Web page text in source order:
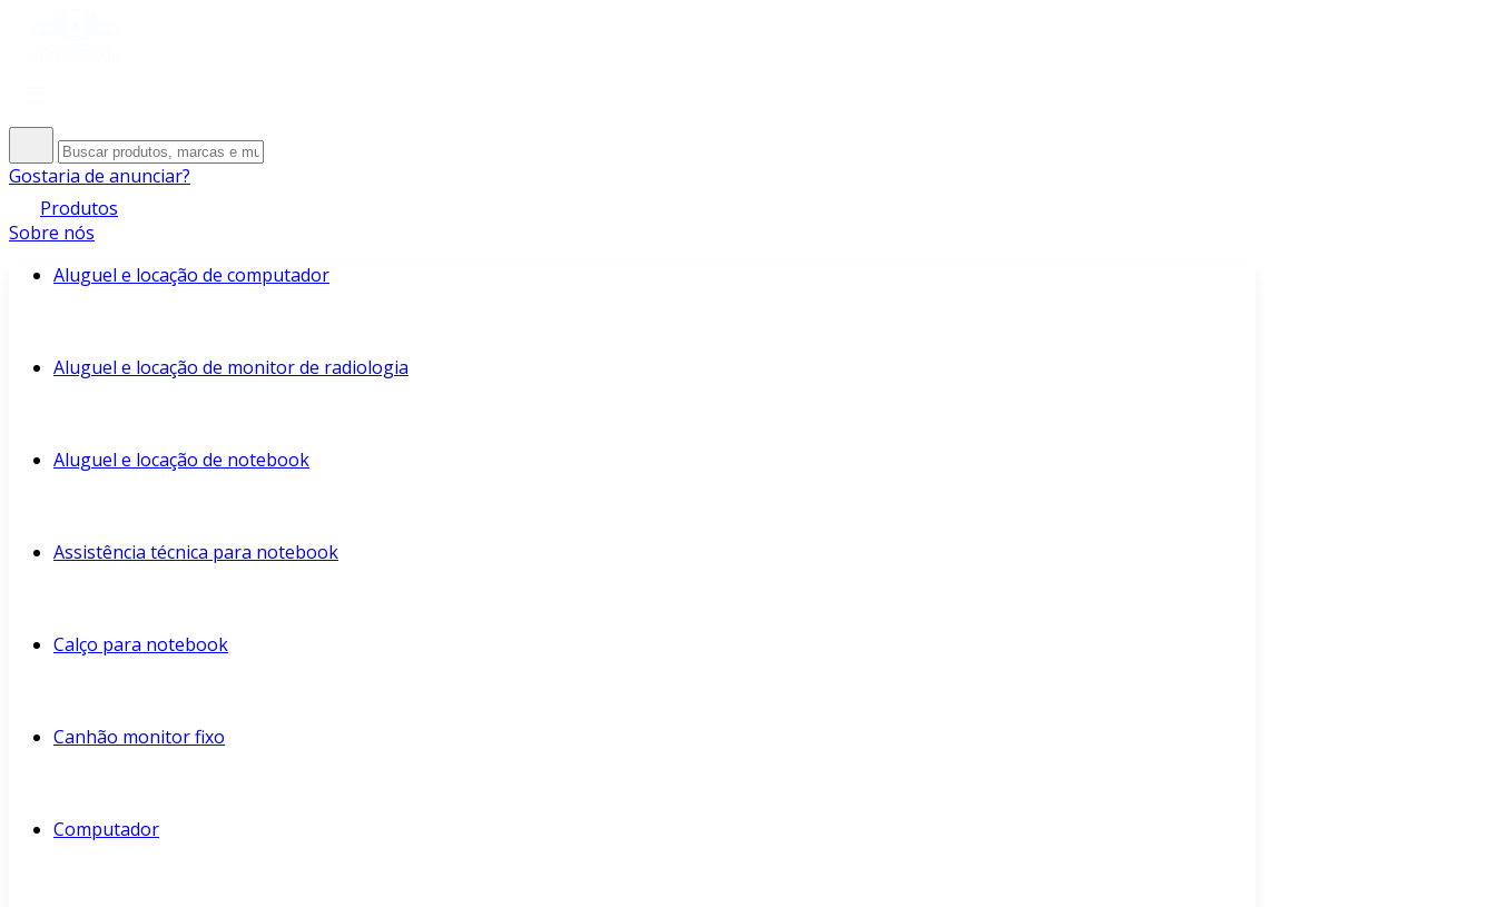
Gostaria de anunciar?
Produtos
Sobre nós
Aluguel e locação de computador
Aluguel e locação de monitor de radiologia
Aluguel e locação de notebook
Assistência técnica para notebook
Calço para notebook
Canhão monitor fixo
Computador